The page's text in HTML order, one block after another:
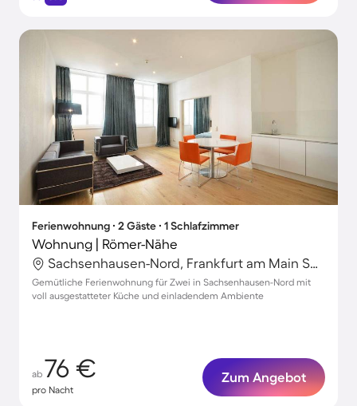
Ferienwohnung ∙ 2 Gäste ∙ 1 Schlafzimmer
Wohnung | Römer-Nähe
Sachsenhausen-Nord, Frankfurt am Main Süd, Frankfurt am Main
Gemütliche Ferienwohnung für Zwei in Sachsenhausen-Nord mit
voll ausgestatteter Küche und einladendem Ambiente
ab 76 €
pro Nacht
Zum Angebot